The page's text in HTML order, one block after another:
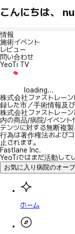
こんにちは、
情報
施術イベント
レビュー
問い合わせ
YeoTi TV
loading...
株式会社ファストレー
録した市／手術情報及
株式会社ファストレー
内の商品/病院/イベント
テンツに対する無断複
行為は著作権法および
止されます。
Fastlane Inc.
YeoTiではまだ活動して
お気に入り病院のオー
ホーム